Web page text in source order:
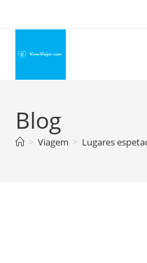
conteúdo
Blog
> Viagem > Lugares